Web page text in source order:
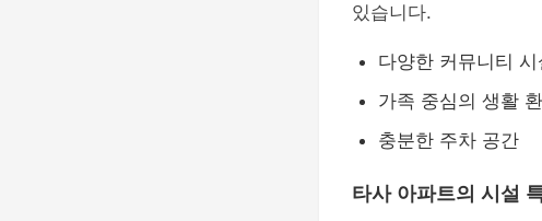
있습니다.
다양한 커뮤니티 시
가족 중심의 생활
충분한 주차 공간
타사 아파트의 시설